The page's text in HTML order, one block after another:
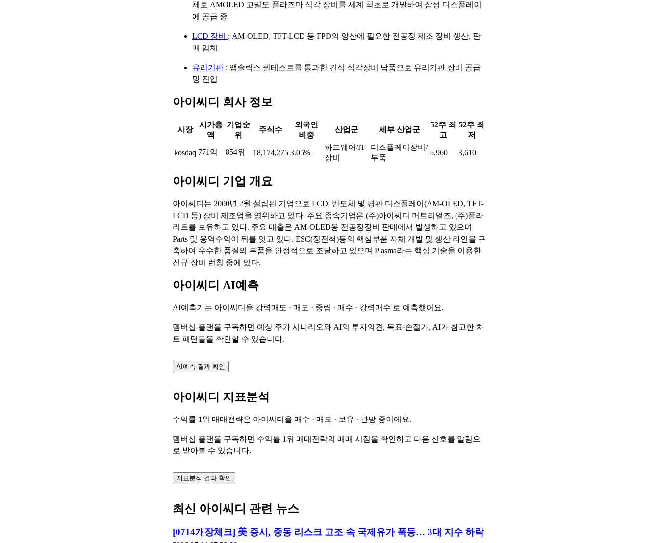
체로 AMOLED 고밀도 플라즈마 식각 장비를 세계 최초로 개발하여 삼성 디스플레이
에 공급 중
LCD 장비 : AM-OLED, TFT-LCD 등 FPD의 양산에 필요한 전공정 제조 장비 생산, 판
매 업체
유리기판 : 앱솔릭스 퀄테스트를 통과한 건식 식각장비 납품으로 유리기판 장비 공급
망 진입
아이씨디 회사 정보
시장
시가총
액
기업순
위
주식수
외국인
비중
산업군 세부 산업군
52주 최
고
52주 최
저
kosdaq 771억 854위 18,174,275 3.05%
하드웨어/IT
장비
디스플레이장비/
부품
6,960 3,610
아이씨디 기업 개요
아이씨디는 2000년 2월 설립된 기업으로 LCD, 반도체 및 평판 디스플레이(AM-OLED, TFT-
LCD 등) 장비 제조업을 영위하고 있다. 주요 종속기업은 (주)아이씨디 머트리얼즈, (주)플라
리트를 보유하고 있다. 주요 매출은 AM-OLED용 전공정장비 판매에서 발생하고 있으며
Parts 및 용역수익이 뒤를 잇고 있다. ESC(정전척)등의 핵심부품 자체 개발 및 생산 라인을 구
축하여 우수한 품질의 부품을 안정적으로 조달하고 있으며 Plasma라는 핵심 기술을 이용한
신규 장비 런칭 중에 있다.
아이씨디 AI예측
AI예측기는 아이씨디을 강력매도 · 매도 · 중립 · 매수 · 강력매수 로 예측했어요.
멤버십 플랜을 구독하면 예상 주가 시나리오와 AI의 투자의견, 목표·손절가, AI가 참고한 차
트 패턴들을 확인할 수 있습니다.
AI예측 결과 확인
아이씨디 지표분석
수익률 1위 매매전략은 아이씨디을 매수 · 매도 · 보유 · 관망 중이에요.
멤버십 플랜을 구독하면 수익률 1위 매매전략의 매매 시점을 확인하고 다음 신호를 알림으
로 받아볼 수 있습니다.
지표분석 결과 확인
최신 아이씨디 관련 뉴스
[0714개장체크] 美 증시, 중동 리스크 고조 속 국제유가 폭등… 3대 지수 하락